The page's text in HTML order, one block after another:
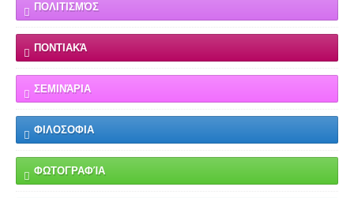
ΠΟΛΙΤΙΣΜΌΣ
ΠΟΝΤΙΑΚΆ
ΣΕΜΙΝΆΡΙΑ
ΦΙΛΟΣΟΦΙΑ
ΦΩΤΟΓΡΑΦΊΑ